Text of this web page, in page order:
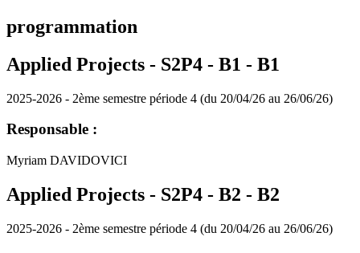
programmation
Applied Projects - S2P4 - B1 - B1
2025-2026 - 2ème semestre période 4 (du 20/04/26 au 26/06/26)
Responsable :
Myriam DAVIDOVICI
Applied Projects - S2P4 - B2 - B2
2025-2026 - 2ème semestre période 4 (du 20/04/26 au 26/06/26)